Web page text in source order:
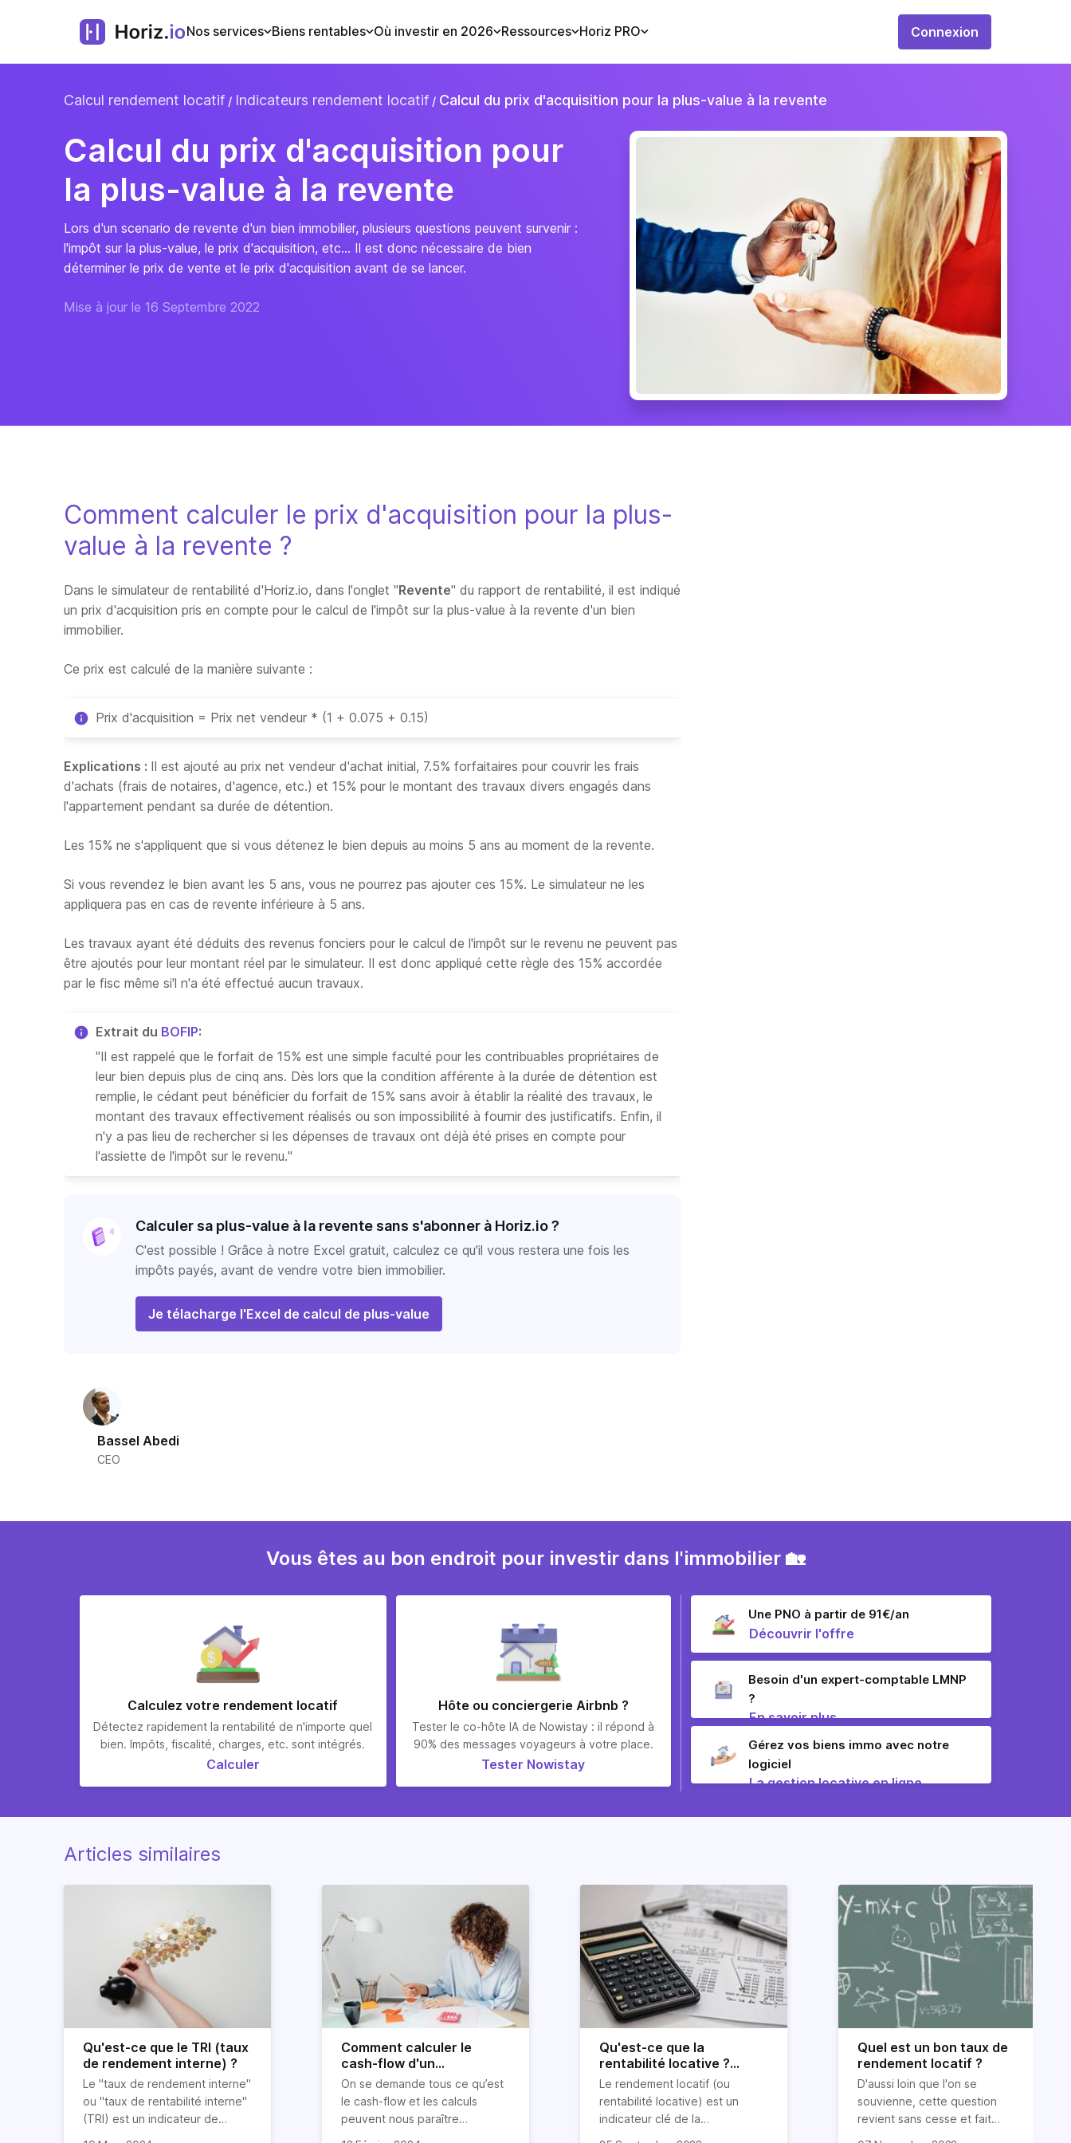
Nos services Biens rentables Où investir en 2026 Ressources Horiz PRO Connexion
Calcul rendement locatif Indicateurs rendement locatif Calcul du prix d'acquisition pour la plus-value à la revente
Calcul du prix d'acquisition pour
la plus-value à la revente
Lors d'un scenario de revente d'un bien immobilier, plusieurs questions peuvent survenir :
l'impôt sur la plus-value, le prix d'acquisition, etc… Il est donc nécessaire de bien
déterminer le prix de vente et le prix d'acquisition avant de se lancer.
Mise à jour le 16 Septembre 2022
Comment calculer le prix d'acquisition pour la plus-
value à la revente ?
Dans le simulateur de rentabilité d'Horiz.io, dans l'onglet "Revente" du rapport de rentabilité, il est indiqué
un prix d'acquisition pris en compte pour le calcul de l'impôt sur la plus-value à la revente d'un bien
immobilier.
Ce prix est calculé de la manière suivante :
Prix d'acquisition = Prix net vendeur * (1 + 0.075 + 0.15)
Explications : Il est ajouté au prix net vendeur d'achat initial, 7.5% forfaitaires pour couvrir les frais
d'achats (frais de notaires, d'agence, etc.) et 15% pour le montant des travaux divers engagés dans
l'appartement pendant sa durée de détention.
Les 15% ne s'appliquent que si vous détenez le bien depuis au moins 5 ans au moment de la revente.
Si vous revendez le bien avant les 5 ans, vous ne pourrez pas ajouter ces 15%. Le simulateur ne les
appliquera pas en cas de revente inférieure à 5 ans.
Les travaux ayant été déduits des revenus fonciers pour le calcul de l'impôt sur le revenu ne peuvent pas
être ajoutés pour leur montant réel par le simulateur. Il est donc appliqué cette règle des 15% accordée
par le fisc même si'l n'a été effectué aucun travaux.
Extrait du BOFIP:
"Il est rappelé que le forfait de 15% est une simple faculté pour les contribuables propriétaires de
leur bien depuis plus de cinq ans. Dès lors que la condition afférente à la durée de détention est
remplie, le cédant peut bénéficier du forfait de 15% sans avoir à établir la réalité des travaux, le
montant des travaux effectivement réalisés ou son impossibilité à fournir des justificatifs. Enfin, il
n'y a pas lieu de rechercher si les dépenses de travaux ont déjà été prises en compte pour
l'assiette de l'impôt sur le revenu."
Calculer sa plus-value à la revente sans s'abonner à Horiz.io ?
C'est possible ! Grâce à notre Excel gratuit, calculez ce qu'il vous restera une fois les
impôts payés, avant de vendre votre bien immobilier.
Je télacharge l'Excel de calcul de plus-value
Bassel Abedi
CEO
Vous êtes au bon endroit pour investir dans l'immobilier 🏡
Calculez votre rendement locatif
Détectez rapidement la rentabilité de n'importe quel
bien. Impôts, fiscalité, charges, etc. sont intégrés.
Calculer
Hôte ou conciergerie Airbnb ?
Tester le co-hôte IA de Nowistay : il répond à
90% des messages voyageurs à votre place.
Tester Nowistay
Une PNO à partir de 91€/an
Découvrir l'offre
Besoin d'un expert-comptable LMNP
?
En savoir plus
Gérez vos biens immo avec notre
logiciel
La gestion locative en ligne
Articles similaires
Qu'est-ce que le TRI (taux
de rendement interne) ?
Le "taux de rendement interne"
ou "taux de rentabilité interne"
(TRI) est un indicateur de
Comment calculer le
cash-flow d'un
investissement locatif ?
On se demande tous ce qu’est
le cash-flow et les calculs
peuvent nous paraître
Qu'est-ce que la
rentabilité locative ?
(calcul et définition)
Le rendement locatif (ou
rentabilité locative) est un
indicateur clé de la
Quel est un bon taux de
rendement locatif ?
D'aussi loin que l'on se
souvienne, cette question
revient sans cesse et fait